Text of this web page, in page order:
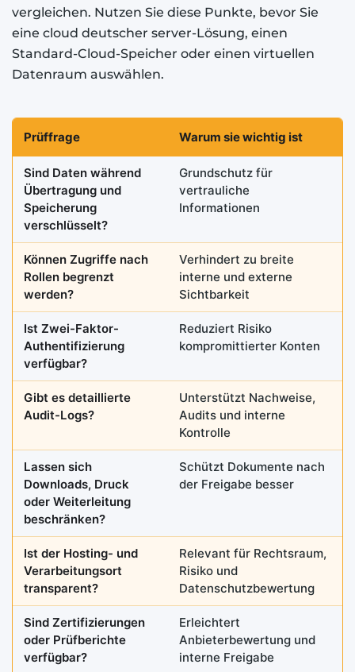
vergleichen. Nutzen Sie diese Punkte, bevor Sie
eine cloud deutscher server-Lösung, einen
Standard-Cloud-Speicher oder einen virtuellen
Datenraum auswählen.
Prüffrage Warum sie wichtig ist
Sind Daten während
Übertragung und
Speicherung
verschlüsselt?
Grundschutz für
vertrauliche
Informationen
Können Zugriffe nach
Rollen begrenzt
werden?
Verhindert zu breite
interne und externe
Sichtbarkeit
Ist Zwei-Faktor-
Authentifizierung
verfügbar?
Reduziert Risiko
kompromittierter Konten
Gibt es detaillierte
Audit-Logs?
Unterstützt Nachweise,
Audits und interne
Kontrolle
Lassen sich
Downloads, Druck
oder Weiterleitung
beschränken?
Schützt Dokumente nach
der Freigabe besser
Ist der Hosting- und
Verarbeitungsort
transparent?
Relevant für Rechtsraum,
Risiko und
Datenschutzbewertung
Sind Zertifizierungen
oder Prüfberichte
verfügbar?
Erleichtert
Anbieterbewertung und
interne Freigabe